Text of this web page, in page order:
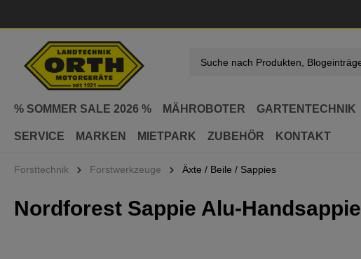
% SOMMER SALE 2026 % MÄHROBOTER GARTENTECHNIK
SERVICE MARKEN MIETPARK ZUBEHÖR KONTAKT
Forsttechnik Forstwerkzeuge Äxte / Beile / Sappies
Nordforest Sappie Alu-Handsappie